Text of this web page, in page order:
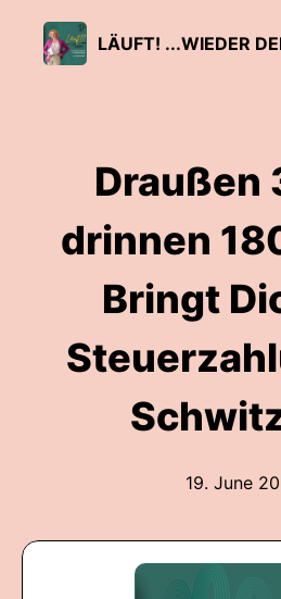
Draußen
drinnen
Bringt
19. June